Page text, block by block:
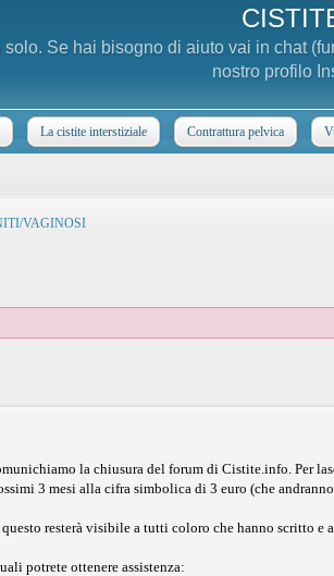
solo. Se hai bisogno di aiuto vai in chat
nostro profilo
La cistite interstiziale Contrattura pelvica
VAGINOSI
la chiusura del forum di Cistite.info. Per
3 mesi alla cifra simbolica di 3 euro (che
resterà visibile a tutti coloro che hanno scritto
potrete ottenere assistenza: